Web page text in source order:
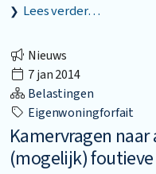
Lees verder…
Nieuws
7 jan 2014
Belastingen
Eigenwoningforfait
Kamervragen
(mogelijk)